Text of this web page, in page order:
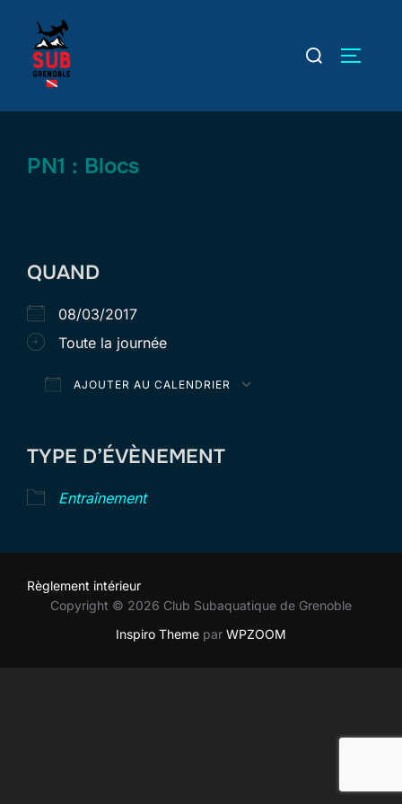
contenu
Rechercher :
PN1 : Blocs
QUAND
08/03/2017
Toute la journée
AJOUTER AU CALENDRIER
TYPE D’ÉVÈNEMENT
Entraînement
Règlement intérieur
Copyright © 2026 Club Subaquatique de Grenoble
Inspiro Theme par WPZOOM